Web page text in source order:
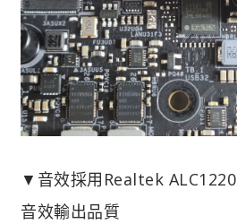
▼音效採用Realtek
音效輸出品質